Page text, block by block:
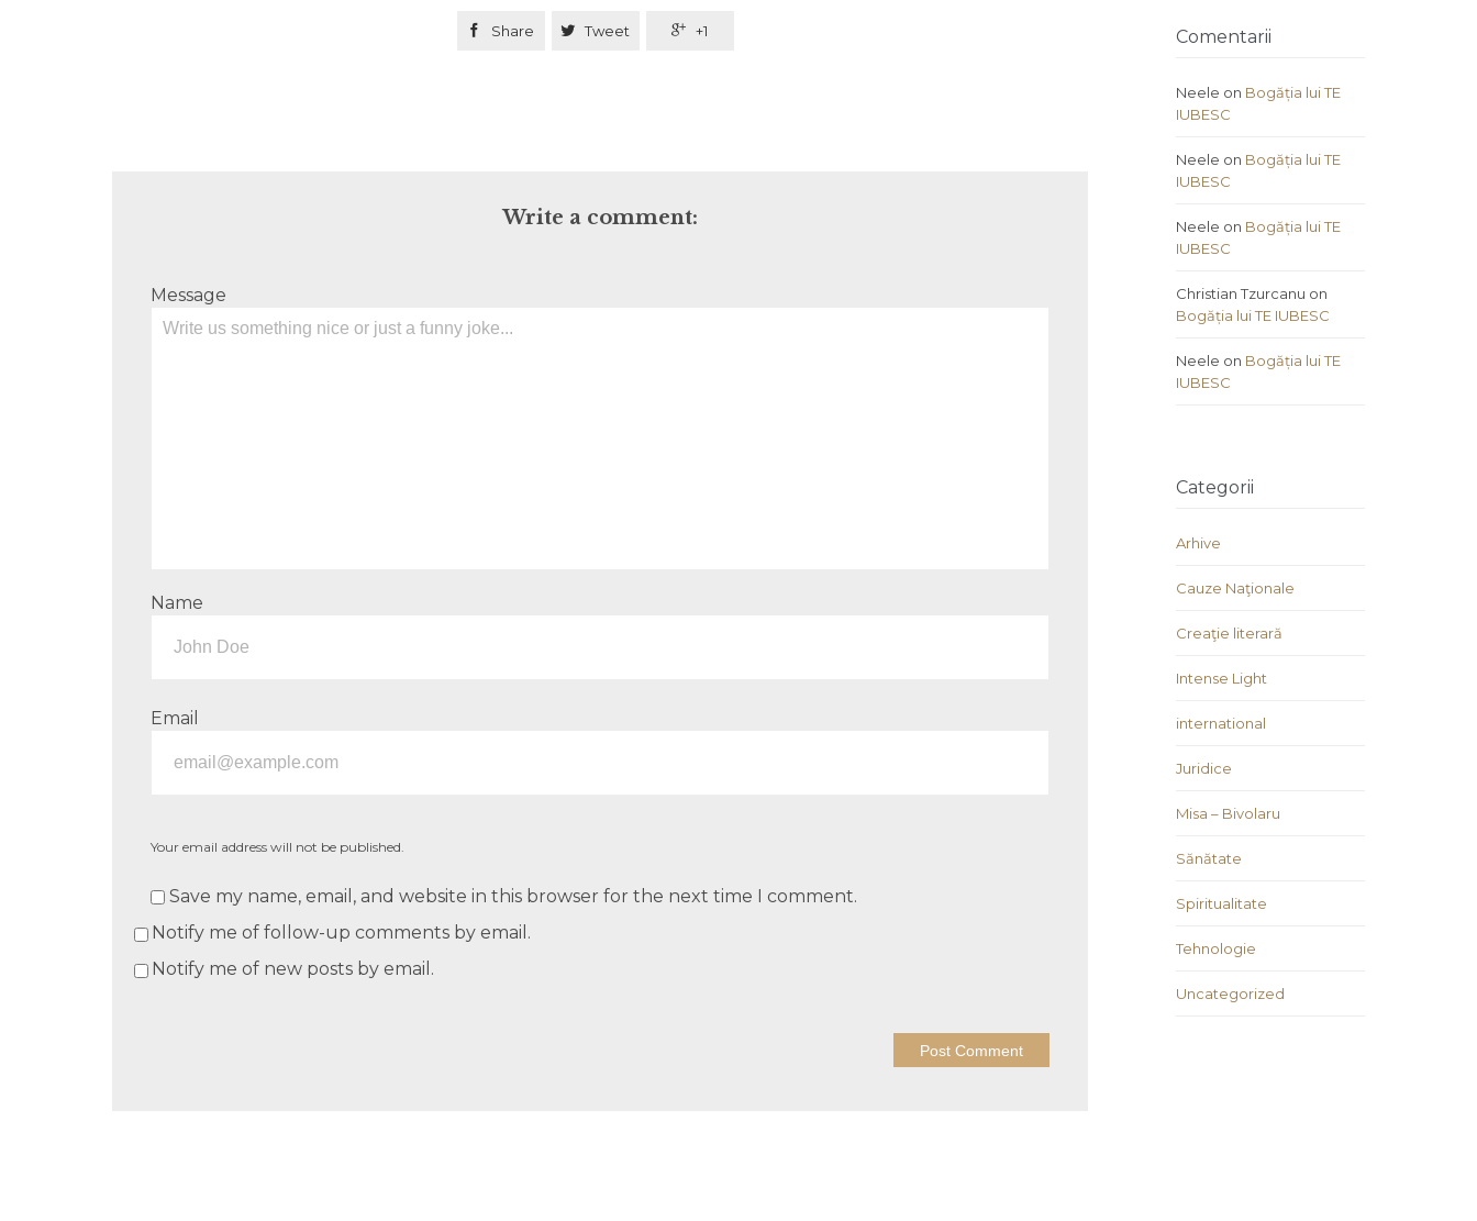
 Share  Tweet  +1
Write a comment:
Message
Name
Email
Your email address will not be published.
Save my name, email, and website in this browser for the next time I comment.
Notify me of follow-up comments by email.
Notify me of new posts by email.
Comentarii
Neele on Bogăția lui TE
IUBESC
Neele on Bogăția lui TE
IUBESC
Neele on Bogăția lui TE
IUBESC
Christian Tzurcanu on
Bogăția lui TE IUBESC
Neele on Bogăția lui TE
IUBESC
Categorii
Arhive
Cauze Naţionale
Creaţie literară
Intense Light
international
Juridice
Misa – Bivolaru
Sănătate
Spiritualitate
Tehnologie
Uncategorized